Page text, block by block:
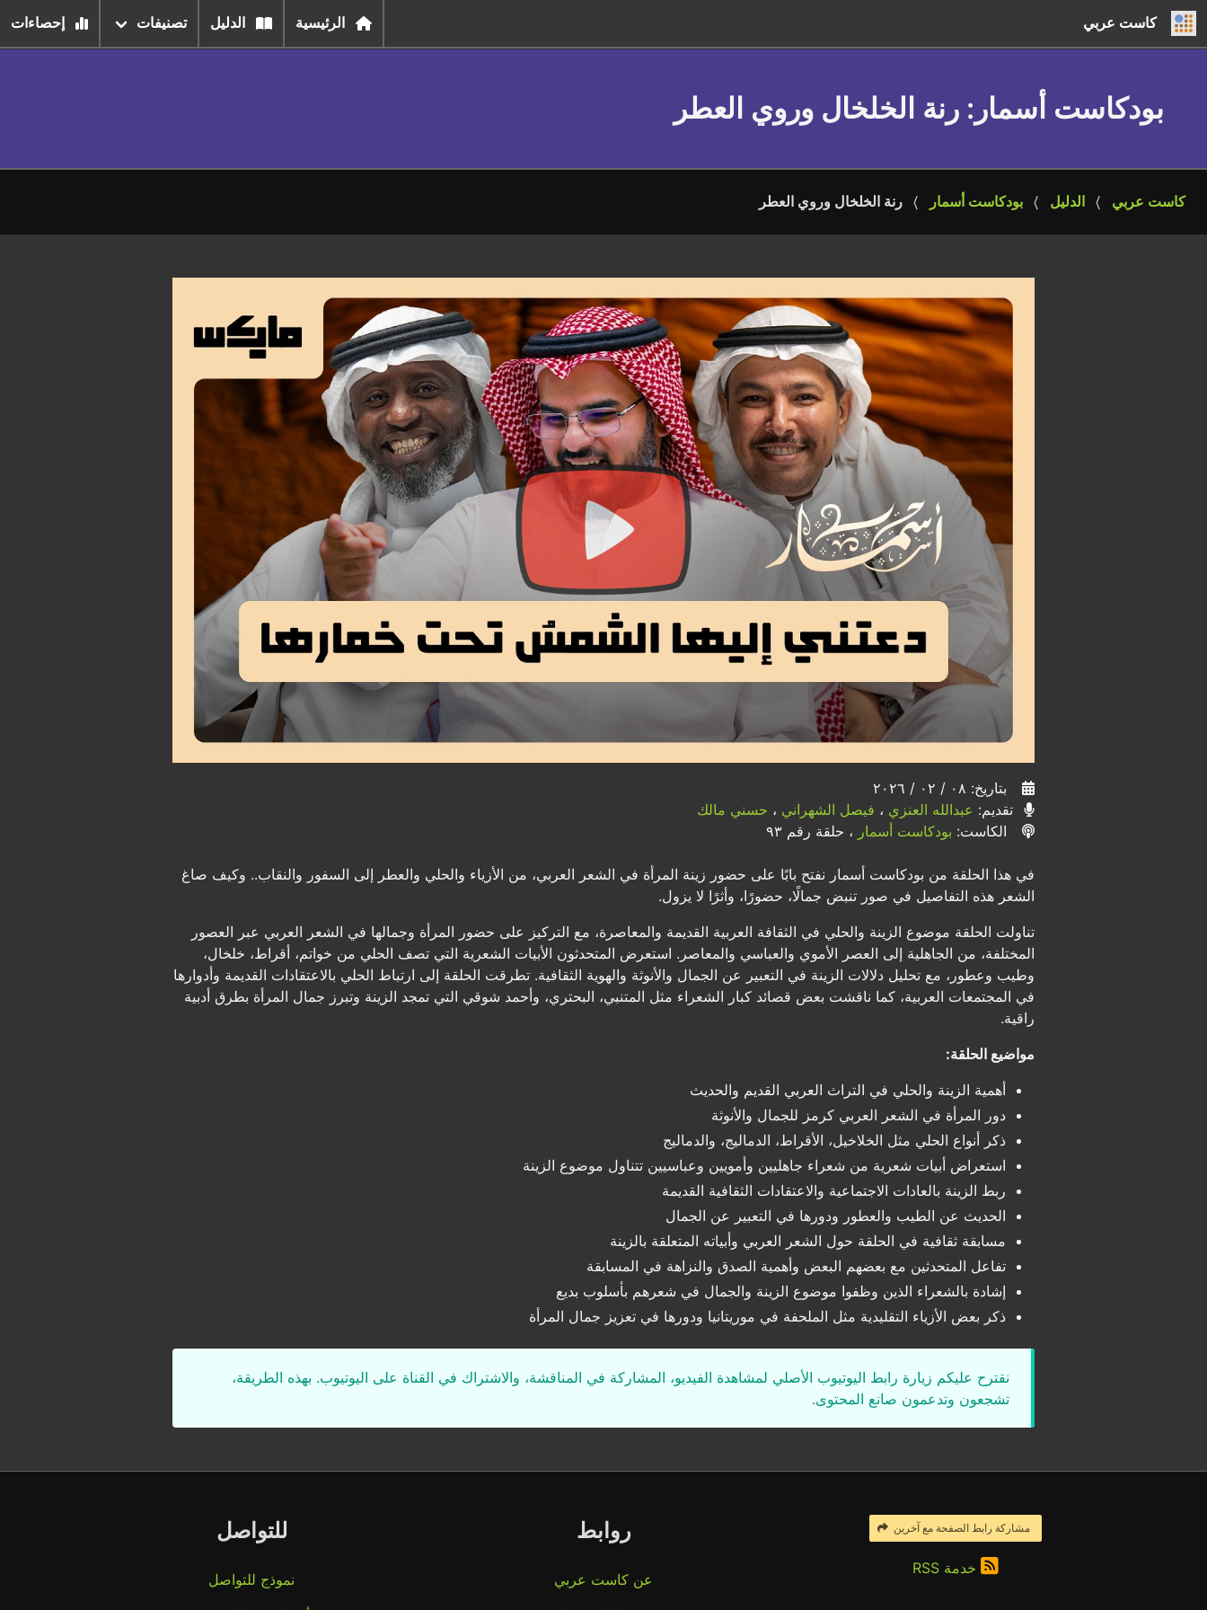
كاست عربي الرئيسية الدليل تصنيفات إحصاءات
بودكاست أسمار : رنة الخلخال وروي العطر
كاست عربي الدليل بودكاست أسمار رنة الخلخال وروي العطر
بتاريخ: ٠٨ / ٠٢ / ٢٠٢٦
تقديم: عبدالله العنزي ، فيصل الشهراني ، حسني مالك
الكاست: بودكاست أسمار ، حلقة رقم ٩٣
في هذا الحلقة من بودكاست أسمار نفتح بابًا على حضور زينة المرأة في الشعر العربي، من الأزياء والحلي والعطر إلى السفور والنقاب.. وكيف صاغ
الشعر هذه التفاصيل في صور تنبض جمالًا، حضورًا، وأثرًا لا يزول.
تناولت الحلقة موضوع الزينة والحلي في الثقافة العربية القديمة والمعاصرة، مع التركيز على حضور المرأة وجمالها في الشعر العربي عبر العصور
المختلفة، من الجاهلية إلى العصر الأموي والعباسي والمعاصر. استعرض المتحدثون الأبيات الشعرية التي تصف الحلي من خواتم، أقراط، خلخال،
وطيب وعطور، مع تحليل دلالات الزينة في التعبير عن الجمال والأنوثة والهوية الثقافية. تطرقت الحلقة إلى ارتباط الحلي بالاعتقادات القديمة وأدوارها
في المجتمعات العربية، كما ناقشت بعض قصائد كبار الشعراء مثل المتنبي، البحتري، وأحمد شوقي التي تمجد الزينة وتبرز جمال المرأة بطرق أدبية
راقية.
مواضيع الحلقة:
أهمية الزينة والحلي في التراث العربي القديم والحديث
دور المرأة في الشعر العربي كرمز للجمال والأنوثة
ذكر أنواع الحلي مثل الخلاخيل، الأقراط، الدماليج، والدماليج
استعراض أبيات شعرية من شعراء جاهليين وأمويين وعباسيين تتناول موضوع الزينة
ربط الزينة بالعادات الاجتماعية والاعتقادات الثقافية القديمة
الحديث عن الطيب والعطور ودورها في التعبير عن الجمال
مسابقة ثقافية في الحلقة حول الشعر العربي وأبياته المتعلقة بالزينة
تفاعل المتحدثين مع بعضهم البعض وأهمية الصدق والنزاهة في المسابقة
إشادة بالشعراء الذين وظفوا موضوع الزينة والجمال في شعرهم بأسلوب بديع
ذكر بعض الأزياء التقليدية مثل الملحفة في موريتانيا ودورها في تعزيز جمال المرأة
نقترح عليكم زيارة رابط اليوتيوب الأصلي لمشاهدة الفيديو، المشاركة في المناقشة، والاشتراك في القناة على اليوتيوب. بهذه الطريقة،
تشجعون وتدعمون صانع المحتوى.
مشاركة رابط الصفحة مع آخرين
خدمة RSS
روابط
عن كاست عربي
للتواصل
نموذج للتواصل